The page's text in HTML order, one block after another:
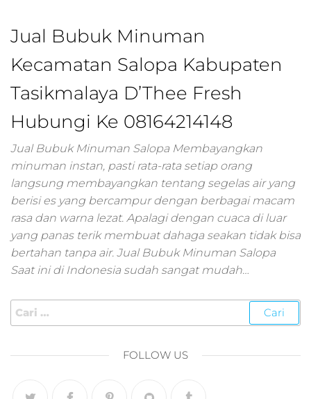
digital
digital
digital
digital
digital
digital
sport
digital
digital
marketing,digital
marketing
digital landing
page,digital
marketing,internet
Jual Bubuk Minuman
Kecamatan Salopa Kabupaten
Tasikmalaya D’Thee Fresh
Hubungi Ke 08164214148
Jual Bubuk Minuman Salopa Membayangkan
minuman instan, pasti rata-rata setiap orang
langsung membayangkan tentang segelas air yang
berisi es yang bercampur dengan berbagai macam
rasa dan warna lezat. Apalagi dengan cuaca di luar
yang panas terik membuat dahaga seakan tidak bisa
bertahan tanpa air. Jual Bubuk Minuman Salopa
Saat ini di Indonesia sudah sangat mudah…
FOLLOW US